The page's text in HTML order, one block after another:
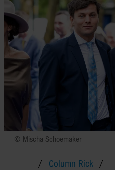
© Mischa Schoemaker
Column Rick